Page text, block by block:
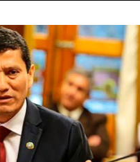
Página
PáginaPágina